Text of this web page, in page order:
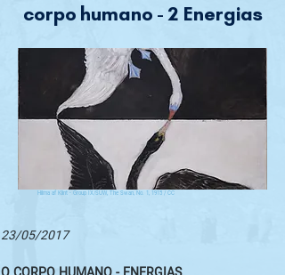
corpo humano - 2 Energias
Hilma af Klint - Group IX/SUW, The Swan, No. 1, 1915 / CC
23/05/2017